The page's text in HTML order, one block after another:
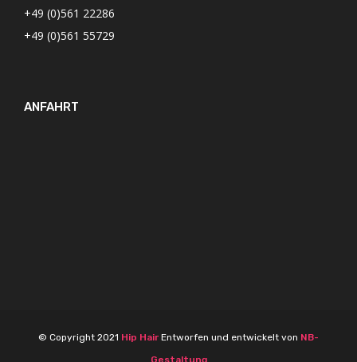
+49 (0)561 22286
+49 (0)561 55729
ANFAHRT
© Copyright 2021 Hip Hair Entworfen und entwickelt von NB-
Gestaltung